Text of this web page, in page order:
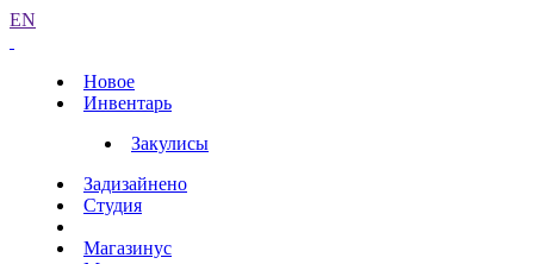
EN
Новое
Инвентарь
Закулисы
Задизайнено
Студия
Магазинус